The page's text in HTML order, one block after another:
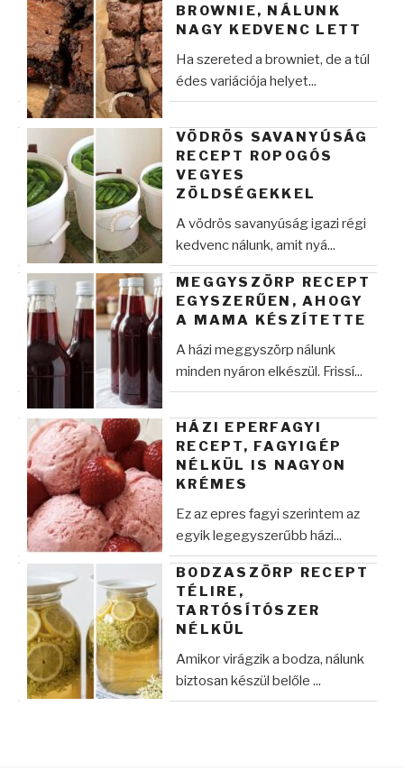
BROWNIE, NÁLUNK
NAGY KEDVENC LETT
Ha szereted a browniet, de a túl
édes variációja helyet...
VÖDRÖS SAVANYÚSÁG
RECEPT ROPOGÓS
VEGYES
ZÖLDSÉGEKKEL
A vödrös savanyúság igazi régi
kedvenc nálunk, amit nyá...
MEGGYSZÖRP RECEPT
EGYSZERŰEN, AHOGY
A MAMA KÉSZÍTETTE
A házi meggyszörp nálunk
minden nyáron elkészül. Frissí...
HÁZI EPERFAGYI
RECEPT, FAGYIGÉP
NÉLKÜL IS NAGYON
KRÉMES
Ez az epres fagyi szerintem az
egyik legegyszerűbb házi...
BODZASZÖRP RECEPT
TÉLIRE,
TARTÓSÍTÓSZER
NÉLKÜL
Amikor virágzik a bodza, nálunk
biztosan készül belőle ...